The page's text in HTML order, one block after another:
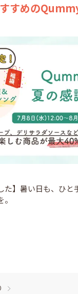
すめの
た】暑い日も、ひと